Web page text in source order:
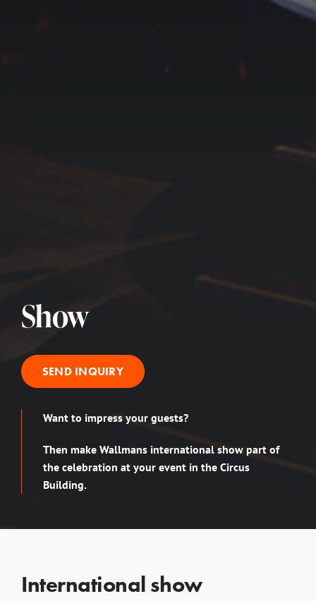
Show
SEND INQUIRY
Want to impress your guests?
Then make Wallmans international show part of
the celebration at your event in the Circus
Building.
International show